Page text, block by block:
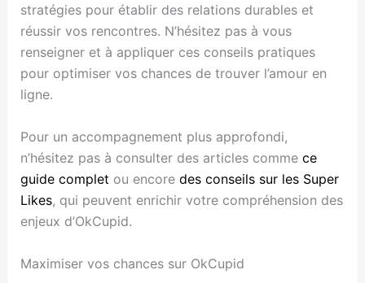
stratégies pour établir des relations durables et
réussir vos rencontres. N’hésitez pas à vous
renseigner et à appliquer ces conseils pratiques
pour optimiser vos chances de trouver l’amour en
ligne.
Pour un accompagnement plus approfondi,
n’hésitez pas à consulter des articles comme ce
guide complet ou encore des conseils sur les Super
Likes, qui peuvent enrichir votre compréhension des
enjeux d’OkCupid.
Maximiser vos chances sur OkCupid